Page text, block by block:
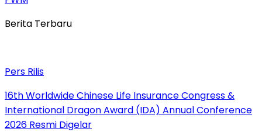
Berita Terbaru
Pers Rilis
16th Worldwide Chinese Life Insurance Congress &
International Dragon Award (IDA) Annual Conference
2026 Resmi Digelar